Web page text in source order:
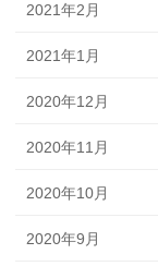
2021年2月
2021年1月
2020年12月
2020年11月
2020年10月
2020年9月